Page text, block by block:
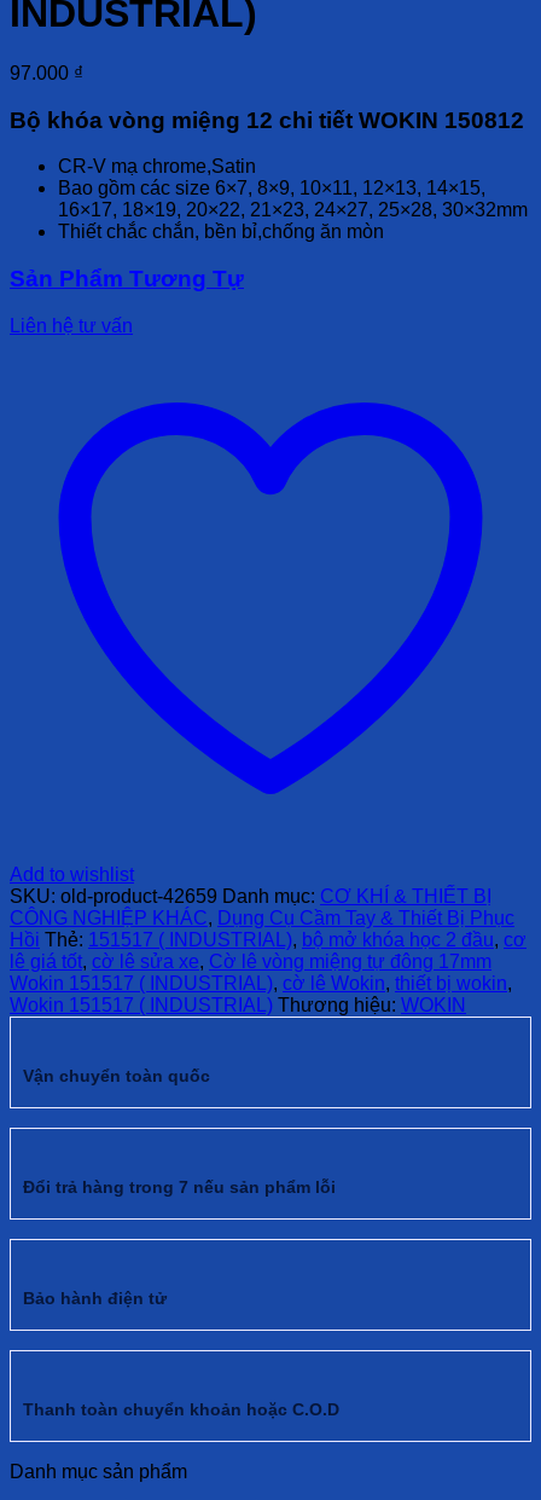
INDUSTRIAL)
97.000 ₫
Bộ khóa vòng miệng 12 chi tiết WOKIN 150812
CR-V mạ chrome,Satin
Bao gồm các size 6×7, 8×9, 10×11, 12×13, 14×15,
16×17, 18×19, 20×22, 21×23, 24×27, 25×28, 30×32mm
Thiết chắc chắn, bền bỉ,chống ăn mòn
Sản Phẩm Tương Tự
Liên hệ tư vấn
Add to wishlist
SKU: old-product-42659 Danh mục: CƠ KHÍ & THIẾT BỊ
CÔNG NGHIỆP KHÁC, Dụng Cụ Cầm Tay & Thiết Bị Phục
Hồi Thẻ: 151517 ( INDUSTRIAL), bộ mở khóa học 2 đầu, cơ
lê giá tốt, cờ lê sửa xe, Cờ lê vòng miệng tự đông 17mm
Wokin 151517 ( INDUSTRIAL), cờ lê Wokin, thiết bị wokin,
Wokin 151517 ( INDUSTRIAL) Thương hiệu: WOKIN
Vận chuyển toàn quốc
Đổi trả hàng trong 7 nếu sản phẩm lỗi
Bảo hành điện tử
Thanh toàn chuyển khoản hoặc C.O.D
Danh mục sản phẩm